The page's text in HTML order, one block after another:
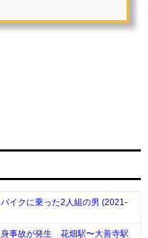
イクに乗った2人組の男 (2021-
身事故が発生 花畑駅〜大善寺駅